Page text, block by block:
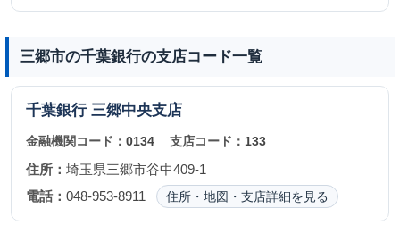
三郷市の千葉銀行の支店コード一覧
千葉銀行 三郷中央支店
金融機関コード： 0134 支店コード： 133
住所： 埼玉県三郷市谷中409-1
電話： 048-953-8911 住所・地図・支店詳細を見る